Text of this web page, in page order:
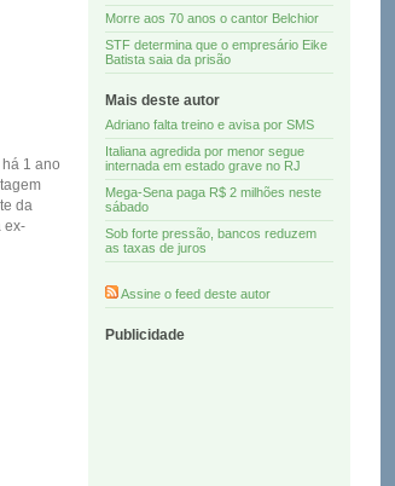
1 ano
da
ex-
Morre aos 70 anos o cantor Belchior
STF determina que o empresário Eike
Batista saia da prisão
Mais deste autor
Adriano falta treino e avisa por SMS
Italiana agredida por menor segue
internada em estado grave no RJ
Mega-Sena paga R$ 2 milhões neste
sábado
Sob forte pressão, bancos reduzem
as taxas de juros
Assine o feed deste autor
Publicidade